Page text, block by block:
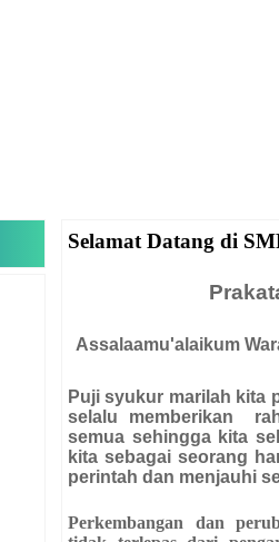
Selamat Datang di
Assalaamu'alaikum
Puji syukur marilah kita
selalu memberikan
semua sehingga kita
kita sebagai seorang
perintah dan menjauhi
Perkembangan dan